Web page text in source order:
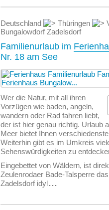
Deutschland Thüringen
Bungalowdorf Zadelsdorf
Familienurlaub im
Nr. 18 am See
Wer die Natur, mit all ihren
Vorzügen wie baden, angeln,
wandern oder Rad fahren liebt,
der ist hier genau richtig. Urlaub
Meer bietet Ihnen
Weiterhin gibt es im Umkreis
Sehenswürdigkeiten zu
Eingebettet von Wäldern, ist
Zeulenrodaer Bade-Talsperre
Zadelsdorf idyl...